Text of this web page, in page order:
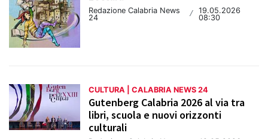
Redazione Calabria News
24
/ 19.05.2026
08:30
CULTURA | CALABRIA NEWS 24
Gutenberg Calabria 2026 al via tra
libri, scuola e nuovi orizzonti
culturali